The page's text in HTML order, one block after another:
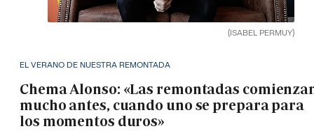
(ISABEL PERMUY)
EL VERANO DE NUESTRA REMONTADA
Chema Alonso: «Las remontadas
mucho antes, cuando uno se prepara para
los momentos duros»